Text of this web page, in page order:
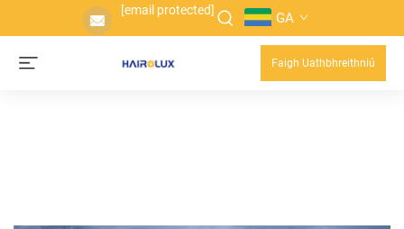
[email protected] GA
Faigh Uathbhreithniú